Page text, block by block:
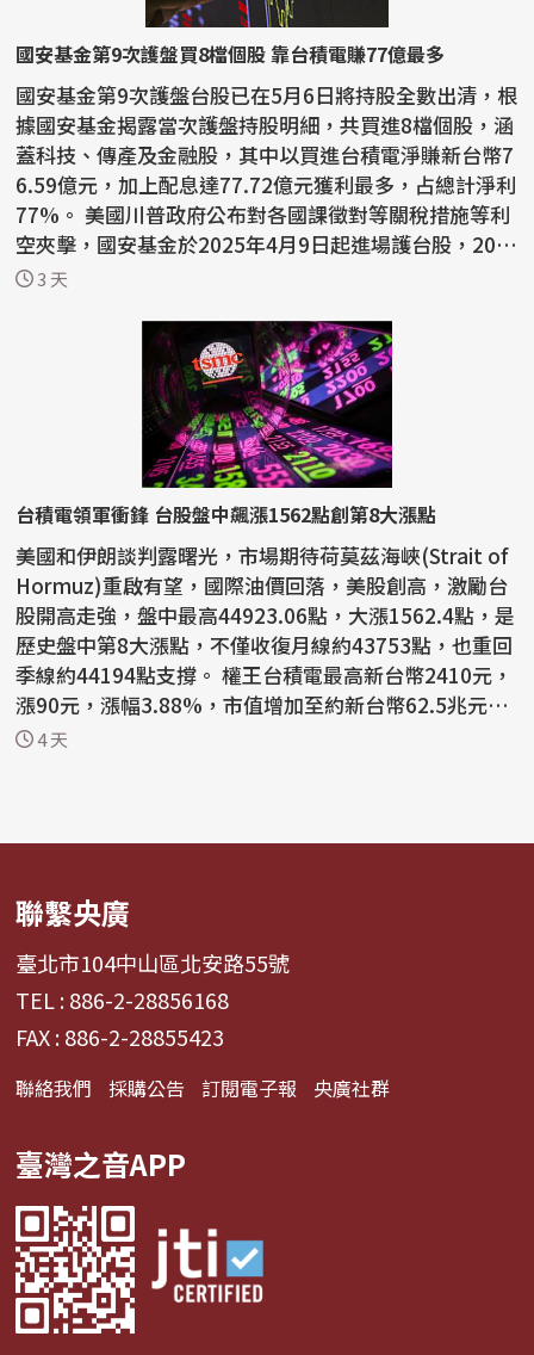
國安基金第9次護盤買8檔個股 靠台積電賺77億最多
國安基金第9次護盤台股已在5月6日將持股全數出清，根
據國安基金揭露當次護盤持股明細，共買進8檔個股，涵
蓋科技、傳產及金融股，其中以買進台積電淨賺新台幣7
6.59億元，加上配息達77.72億元獲利最多，占總計淨利
77%。 美國川普政府公布對各國課徵對等關稅措施等利
空夾擊，國安基金於2025年4月9日起進場護台股，202
6...3 天
台積電領軍衝鋒 台股盤中飆漲1562點創第8大漲點
美國和伊朗談判露曙光，市場期待荷莫茲海峽(Strait of
Hormuz)重啟有望，國際油價回落，美股創高，激勵台
股開高走強，盤中最高44923.06點，大漲1562.4點，是
歷史盤中第8大漲點，不僅收復月線約43753點，也重回
季線約44194點支撐。 權王台積電最高新台幣2410元，
漲90元，漲幅3.88%，市值增加至約新台幣62.5兆元。
截至...
4 天
聯繫央廣
臺北市104中山區北安路55號
TEL : 886-2-28856168
FAX : 886-2-28855423
聯絡我們 採購公告 訂閱電子報 央廣社群
臺灣之音APP